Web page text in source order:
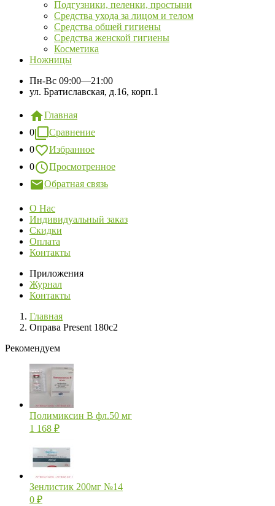
Подгузники, пеленки, простыни
Средства ухода за лицом и телом
Средства общей гигиены
Средства женской гигиены
Косметика
Ножницы
Пн-Вс 09:00—21:00
ул. Братиславская, д.16, корп.1
Главная
0
Сравнение
0
Избранное
0
Просмотренное
Обратная связь
О Нас
Индивидуальный заказ
Скидки
Оплата
Контакты
Приложения
Журнал
Контакты
Главная
Оправа Present 180c2
Рекомендуем
Полимиксин В фл.50 мг
1 168 ₽
Зенлистик 200мг №14
0 ₽